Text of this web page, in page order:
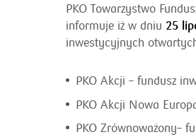
PKO Towarzystwo
informuje iż w dniu 25
inwestycyjnych
PKO Akcji – fundusz
PKO Akcji Nowa
PKO Zrównoważony–